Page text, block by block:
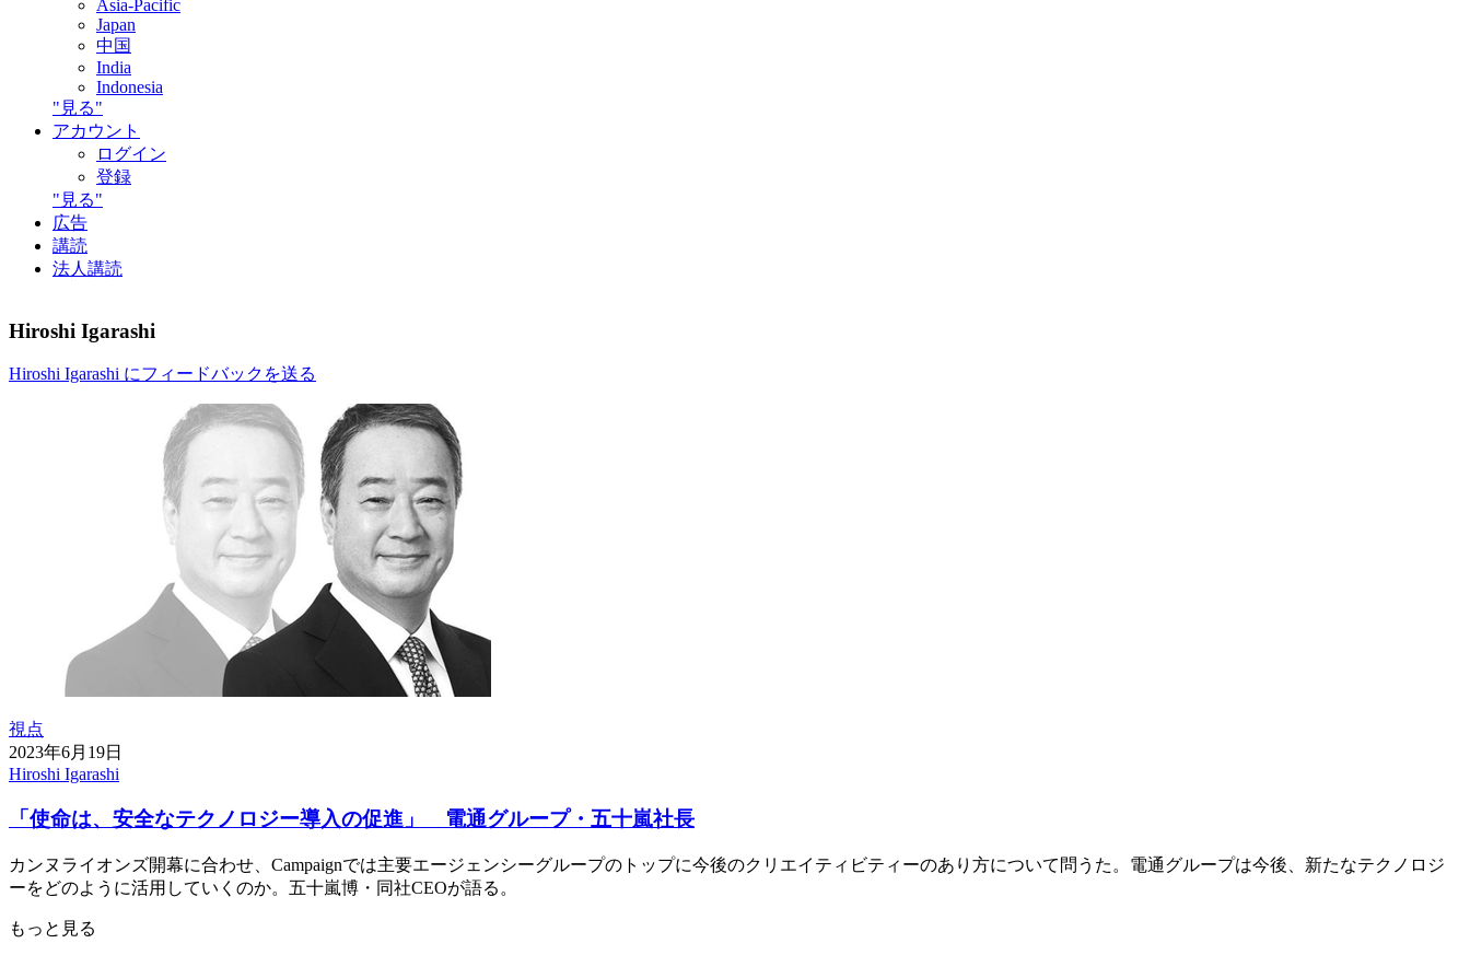
Asia-Pacific
Japan
中国
India
Indonesia
"見る"
アカウント
ログイン
登録
"見る"
広告
講読
法人講読
Hiroshi Igarashi
Hiroshi Igarashi にフィードバックを送る
視点
2023年6月19日
Hiroshi Igarashi
「使命は、安全なテクノロジー導入の促進」 電通グループ・五十嵐社長
カンヌライオンズ開幕に合わせ、Campaignでは主要エージェンシーグループのトップに今後のクリエイティビティーのあり方について問うた。電通グループは今後、新たなテクノロジ
ーをどのように活用していくのか。五十嵐博・同社CEOが語る。
もっと見る